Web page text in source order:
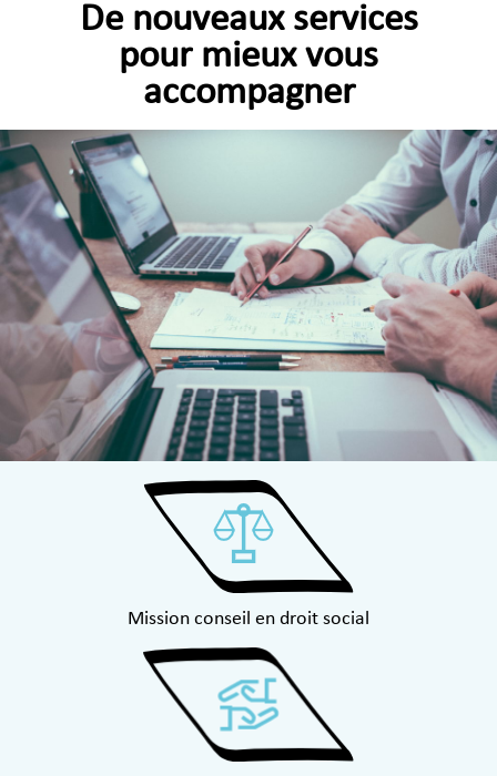
De nouveaux services
pour mieux vous
accompagner
Mission conseil en droit social